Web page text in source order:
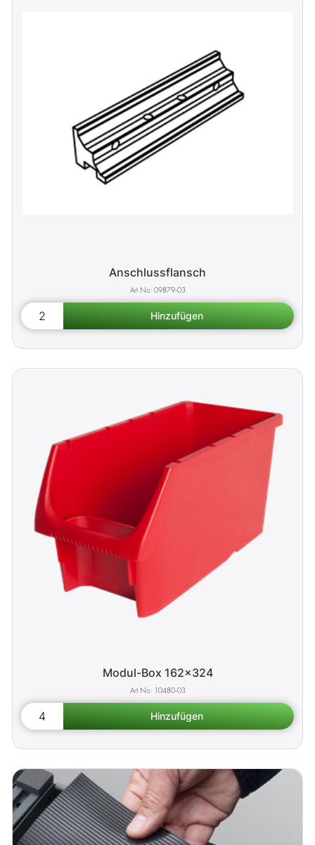
Anschlussflansch
09879-03
Modul-Box 162x324
10480-03